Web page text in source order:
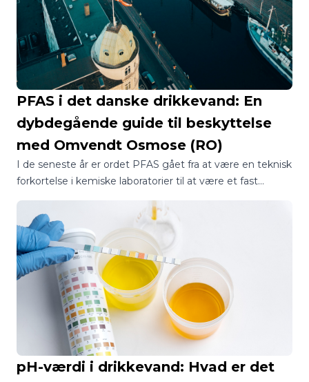
PFAS i det danske drikkevand: En
dybdegående guide til beskyttelse
med Omvendt Osmose (RO)
I de seneste år er ordet PFAS gået fra at være en teknisk
forkortelse i kemiske laboratorier til at være et fast
samtaleemne ved de danske middagsborde.
pH-værdi i drikkevand: Hvad er det